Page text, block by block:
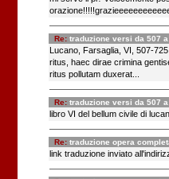
Re: traduzione versi da 507 a
Lucano, Farsaglia, VI, 507-
ritus, haec dirae crimina
ritus pollutam duxerat...
Re: traduzione versi da 507 a
libro VI del bellum civile di
Re: traduzione opera
link traduzione inviato